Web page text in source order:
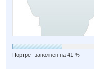
Портрет заполнен на 41 %